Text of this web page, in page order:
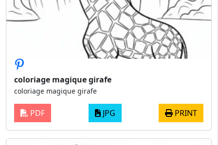
coloriage magique girafe
coloriage magique girafe
PDF JPG PRINT